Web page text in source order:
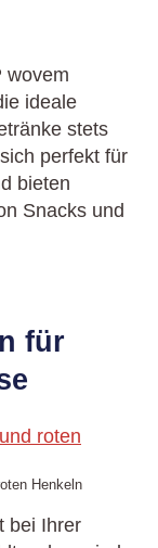
wovem
ideale
stets
perfekt für
bieten
Snacks und
für
Henkeln
bei Ihrer